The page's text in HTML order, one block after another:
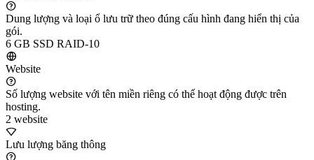
Dung lượng và loại ổ lưu trữ theo đúng cấu hình đang hiển thị của
gói.
6 GB SSD RAID-10
Website
Số lượng website với tên miền riêng có thể hoạt động được trên
hosting.
2 website
Lưu lượng băng thông